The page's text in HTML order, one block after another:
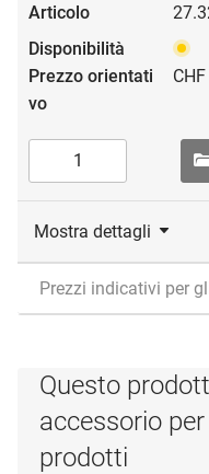
Mostra dettagli
Prezzi indicativi per
Questo
accessorio
prodotti